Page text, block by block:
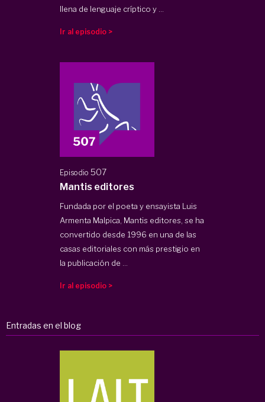
llena de lenguaje críptico y ...
Ir al episodio >
Episodio507
Mantis editores
Fundada por el poeta y ensayista Luis
Armenta Malpica, Mantis editores, se ha
convertido desde 1996 en una de las
casas editoriales con más prestigio en
la publicación de ...
Ir al episodio >
Entradas en el blog